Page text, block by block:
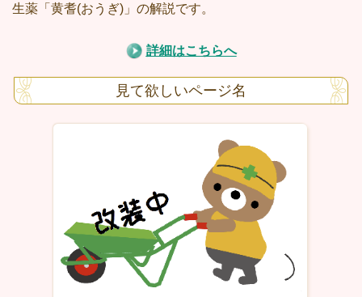
生薬「黄耆(おうぎ)」の解説です。
詳細はこちらへ
見て欲しいページ名